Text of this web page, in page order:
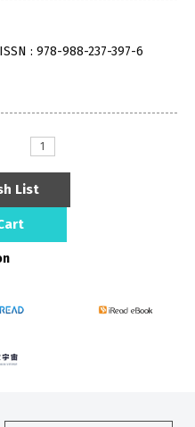
: 978-988-237-397-6
List